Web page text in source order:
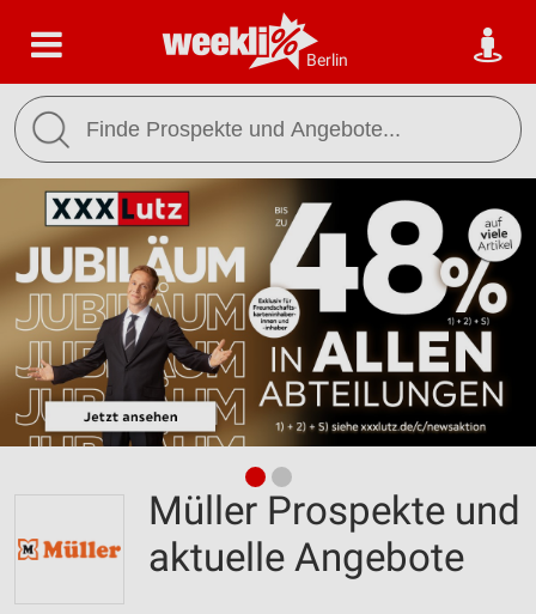
Berlin
Müller Prospekte und
aktuelle Angebote